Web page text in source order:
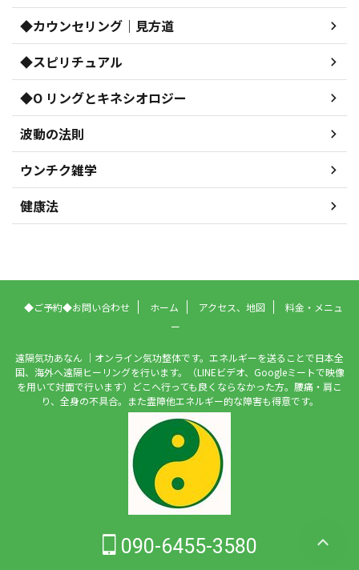
◆カウンセリング｜見方道
◆スピリチュアル
◆O リングとキネシオロジー
波動の法則
ウンチク雑学
健康法
◆ご予約◆お問い合わせ ホーム アクセス、地図
料金・メニュ
ー
遠隔気功あなん ｜オンライン気功整体です。エネルギーを送ることで日本全
国、海外へ遠隔ヒーリングを行います。（LINEビデオ、Googleミートで映像
を用いて対面で行います）どこへ行っても良くならなかった方。腰痛・肩こ
り、全身の不具合。また霊障他エネルギー的な障害も得意です。
090-6455-3580